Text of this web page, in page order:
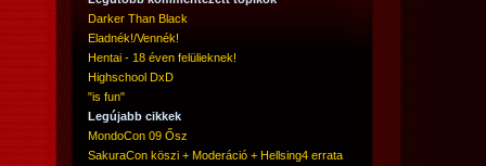
Darker Than Black
Eladnék!/Vennék!
Hentai - 18 éven felülieknek!
Highschool DxD
"is fun"
Legújabb cikkek
MondoCon 09 Ősz
SakuraCon köszi + Moderáció + Hellsing4 errata